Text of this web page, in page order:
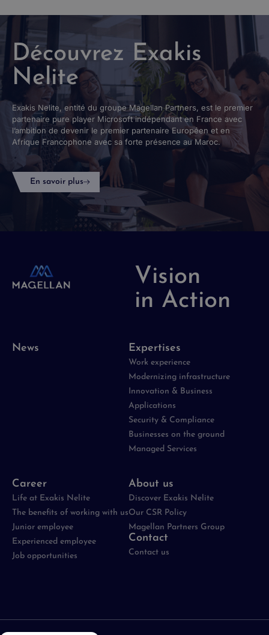
Découvrez Exakis
Nelite
Exakis Nelite, entité du groupe Magellan Partners, est le premier
partenaire pure player Microsoft indépendant en France avec
l’ambition de devenir le premier partenaire Européen et en
Afrique Francophone avec sa forte présence au Maroc.
En savoir plus
Vision
in Action
News Expertises
Work experience
Modernizing infrastructure
Innovation & Business
Applications
Security & Compliance
Businesses on the ground
Managed Services
Career
Life at Exakis Nelite
The benefits of working with us
Junior employee
Experienced employee
Job opportunities
About us
Discover Exakis Nelite
Our CSR Policy
Magellan Partners Group
Contact
Contact us